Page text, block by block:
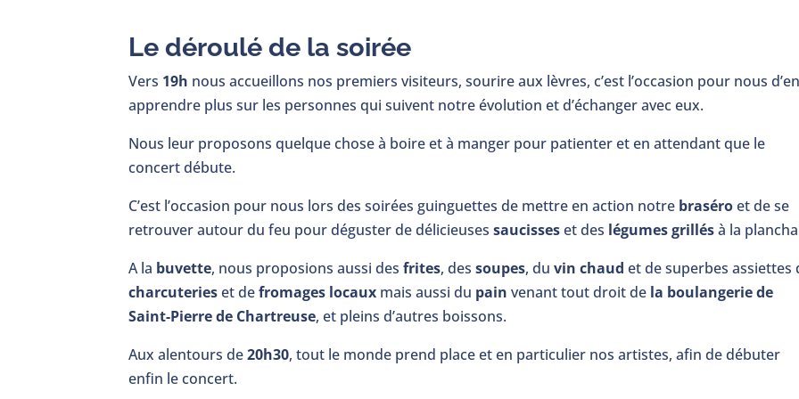
Le déroulé de la soirée
Vers 19h nous accueillons nos premiers visiteurs, sourire aux lèvres, c’est l’occasion pour nous d’en
apprendre plus sur les personnes qui suivent notre évolution et d’échanger avec eux.
Nous leur proposons quelque chose à boire et à manger pour patienter et en attendant que le
concert débute.
C’est l’occasion pour nous lors des soirées guinguettes de mettre en action notre braséroet de se
retrouver autour du feu pour déguster de délicieusessaucisseset des légumes grillésà la
A la buvette, nous proposions aussi desfrites, dessoupes, duvin chaud et de superbes assiettes
charcuterieset defromages locaux mais aussi du pain venant tout droit de la boulangerie de
Saint-Pierre de Chartreuse, et pleins d’autres boissons.
Aux alentours de20h30, tout le monde prend place et en particulier nos artistes, afin de débuter
enfin le concert.